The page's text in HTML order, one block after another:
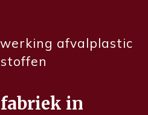
afvalplastic
in